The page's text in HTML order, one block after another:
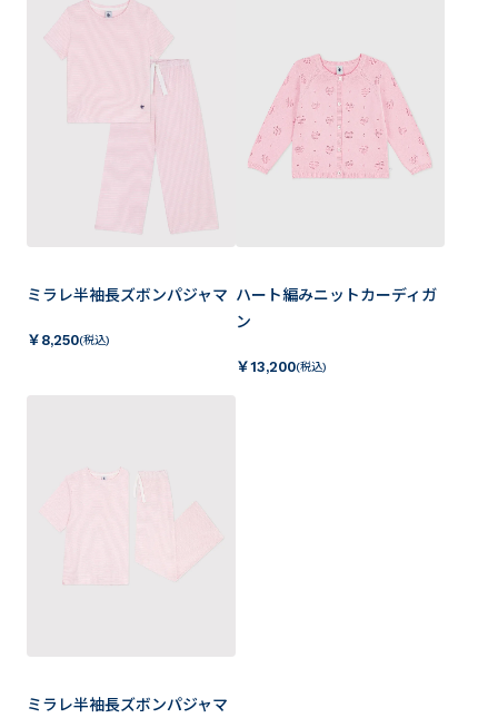
ミラレ半袖長ズボンパジャマ
￥ 8,250(税込)
ハート編みニットカーディガ
ン
￥13,200(税込)
ミラレ半袖長ズボンパジャマ